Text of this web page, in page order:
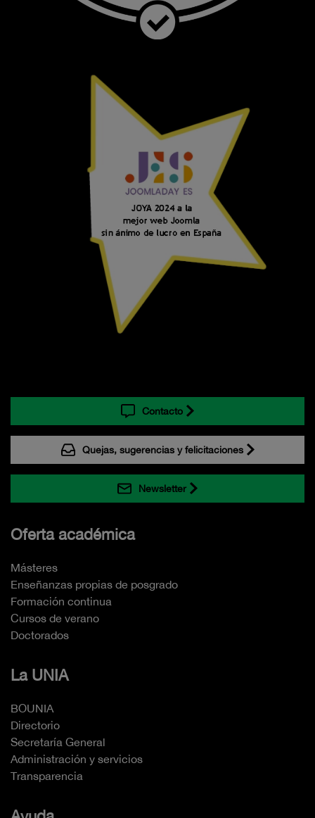
Contacto
Quejas, sugerencias y felicitaciones
Newsletter
Oferta académica
Másteres
Enseñanzas propias de posgrado
Formación continua
Cursos de verano
Doctorados
La UNIA
BOUNIA
Directorio
Secretaría General
Administración y servicios
Transparencia